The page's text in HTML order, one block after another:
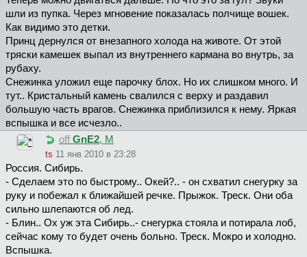
шли из пупка. Через мгновение показалась полчище вошек.
Как видимо это детки.
Принц дернулся от внезапного холода на животе. От этой
тряски камешек выпал из внутреннего кармана во внутрь, за
рубаху.
Снежинка уложил еще парочку блох. Но их слишком много. И
тут.. Кристальный камень свалился с верху и раздавил
большую часть врагов. Снежинка приблизился к нему. Яркая
вспышка и все исчезло..
off GnE2, М
ts 11 янв 2010 в 23:28
Россия. Сибирь.
- Сделаем это по быстрому.. Окей?.. - он схватил снегурку за
руку и побежал к ближайшей речке. Прыжок. Треск. Они оба
сильно шлепаются об лед.
- Блин.. Ох уж эта Сибирь..- снегурка стояла и потирала лоб,
сейчас кому то будет очень больно. Треск. Мокро и холодно.
Вспышка.